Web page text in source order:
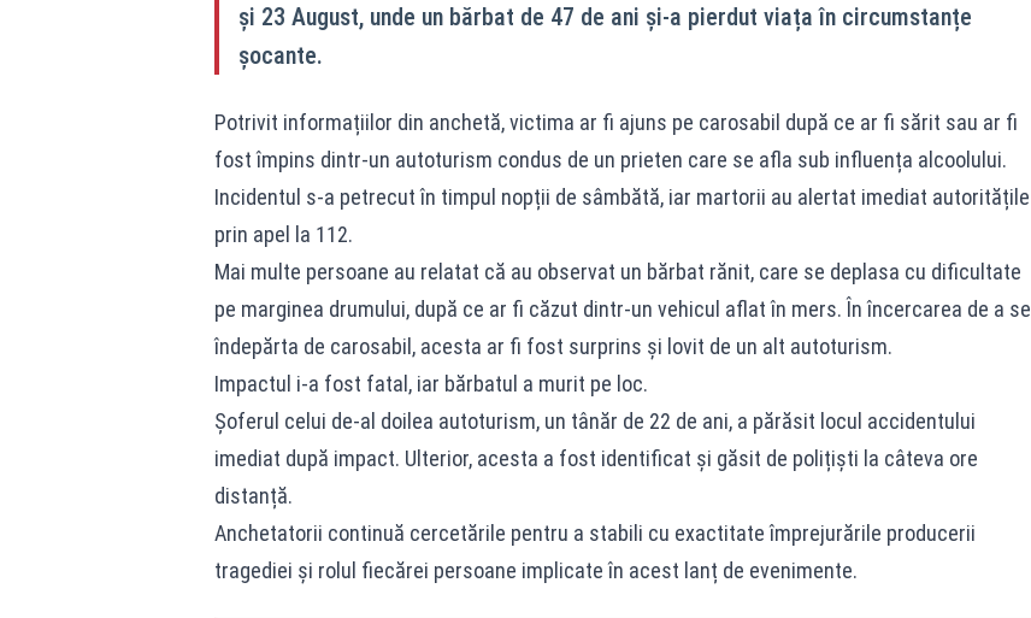
și 23 August, unde un bărbat de 47 de ani și-a pierdut viața în circumstanțe
șocante.
Potrivit informațiilor din anchetă, victima ar fi ajuns pe carosabil după ce ar fi sărit sau ar fi
fost împins dintr-un autoturism condus de un prieten care se afla sub influența alcoolului.
Incidentul s-a petrecut în timpul nopții de sâmbătă, iar martorii au alertat imediat autoritățile
prin apel la 112.
Mai multe persoane au relatat că au observat un bărbat rănit, care se deplasa cu dificultate
pe marginea drumului, după ce ar fi căzut dintr-un vehicul aflat în mers. În încercarea de a se
îndepărta de carosabil, acesta ar fi fost surprins și lovit de un alt autoturism.
Impactul i-a fost fatal, iar bărbatul a murit pe loc.
Șoferul celui de-al doilea autoturism, un tânăr de 22 de ani, a părăsit locul accidentului
imediat după impact. Ulterior, acesta a fost identificat și găsit de polițiști la câteva ore
distanță.
Anchetatorii continuă cercetările pentru a stabili cu exactitate împrejurările producerii
tragediei și rolul fiecărei persoane implicate în acest lanț de evenimente.